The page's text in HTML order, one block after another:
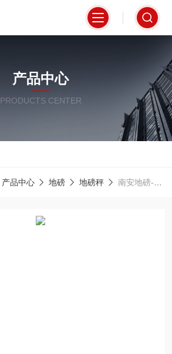
产品中心
PRODUCTS CENTER
产品中心 地磅 地磅秤 南安地磅-50吨地磅-贵溪地磅【佳宜电子】